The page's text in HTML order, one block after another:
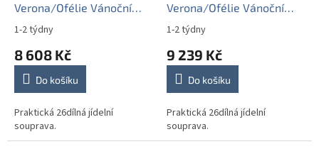
Verona/Ofélie Vánoční
hvězda 26dílná CCL
1-2 týdny
8 608 Kč
Do košíku
Praktická 26dílná jídelní
souprava.
Verona/Ofélie Vánoční
hvězda 26dílná FCL
1-2 týdny
9 239 Kč
Do košíku
Praktická 26dílná jídelní
souprava.